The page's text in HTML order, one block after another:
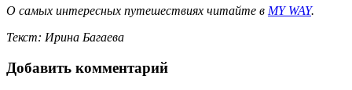
О самых интересных путешествиях читайте в MY WAY.
Текст: Ирина Багаева
Добавить комментарий